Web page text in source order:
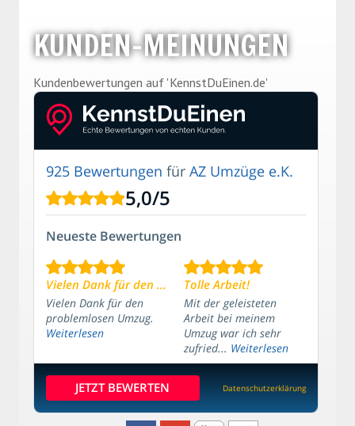
KUNDEN-MEINUNGEN
Kundenbe­wertungen auf 'KennstDuEinen.de'
925 Bewertungen für AZ Umzüge e.K.
5,0/5
Neueste Bewertungen
Vielen Dank für den ...
Vielen Dank für den
problemlosen Umzug.
Weiterlesen
Tolle Arbeit!
Mit der geleisteten
Arbeit bei meinem
Umzug war ich sehr
zufried... Weiterlesen
JETZT BEWERTEN Datenschutzerklärung